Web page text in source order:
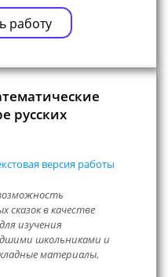
работу
русских
версия работы
сказок в качестве
изучения
школьниками и
материалы.